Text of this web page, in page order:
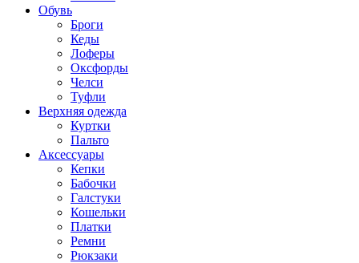
Обувь
Броги
Кеды
Лоферы
Оксфорды
Челси
Туфли
Верхняя одежда
Куртки
Пальто
Аксессуары
Кепки
Бабочки
Галстуки
Кошельки
Платки
Ремни
Рюкзаки